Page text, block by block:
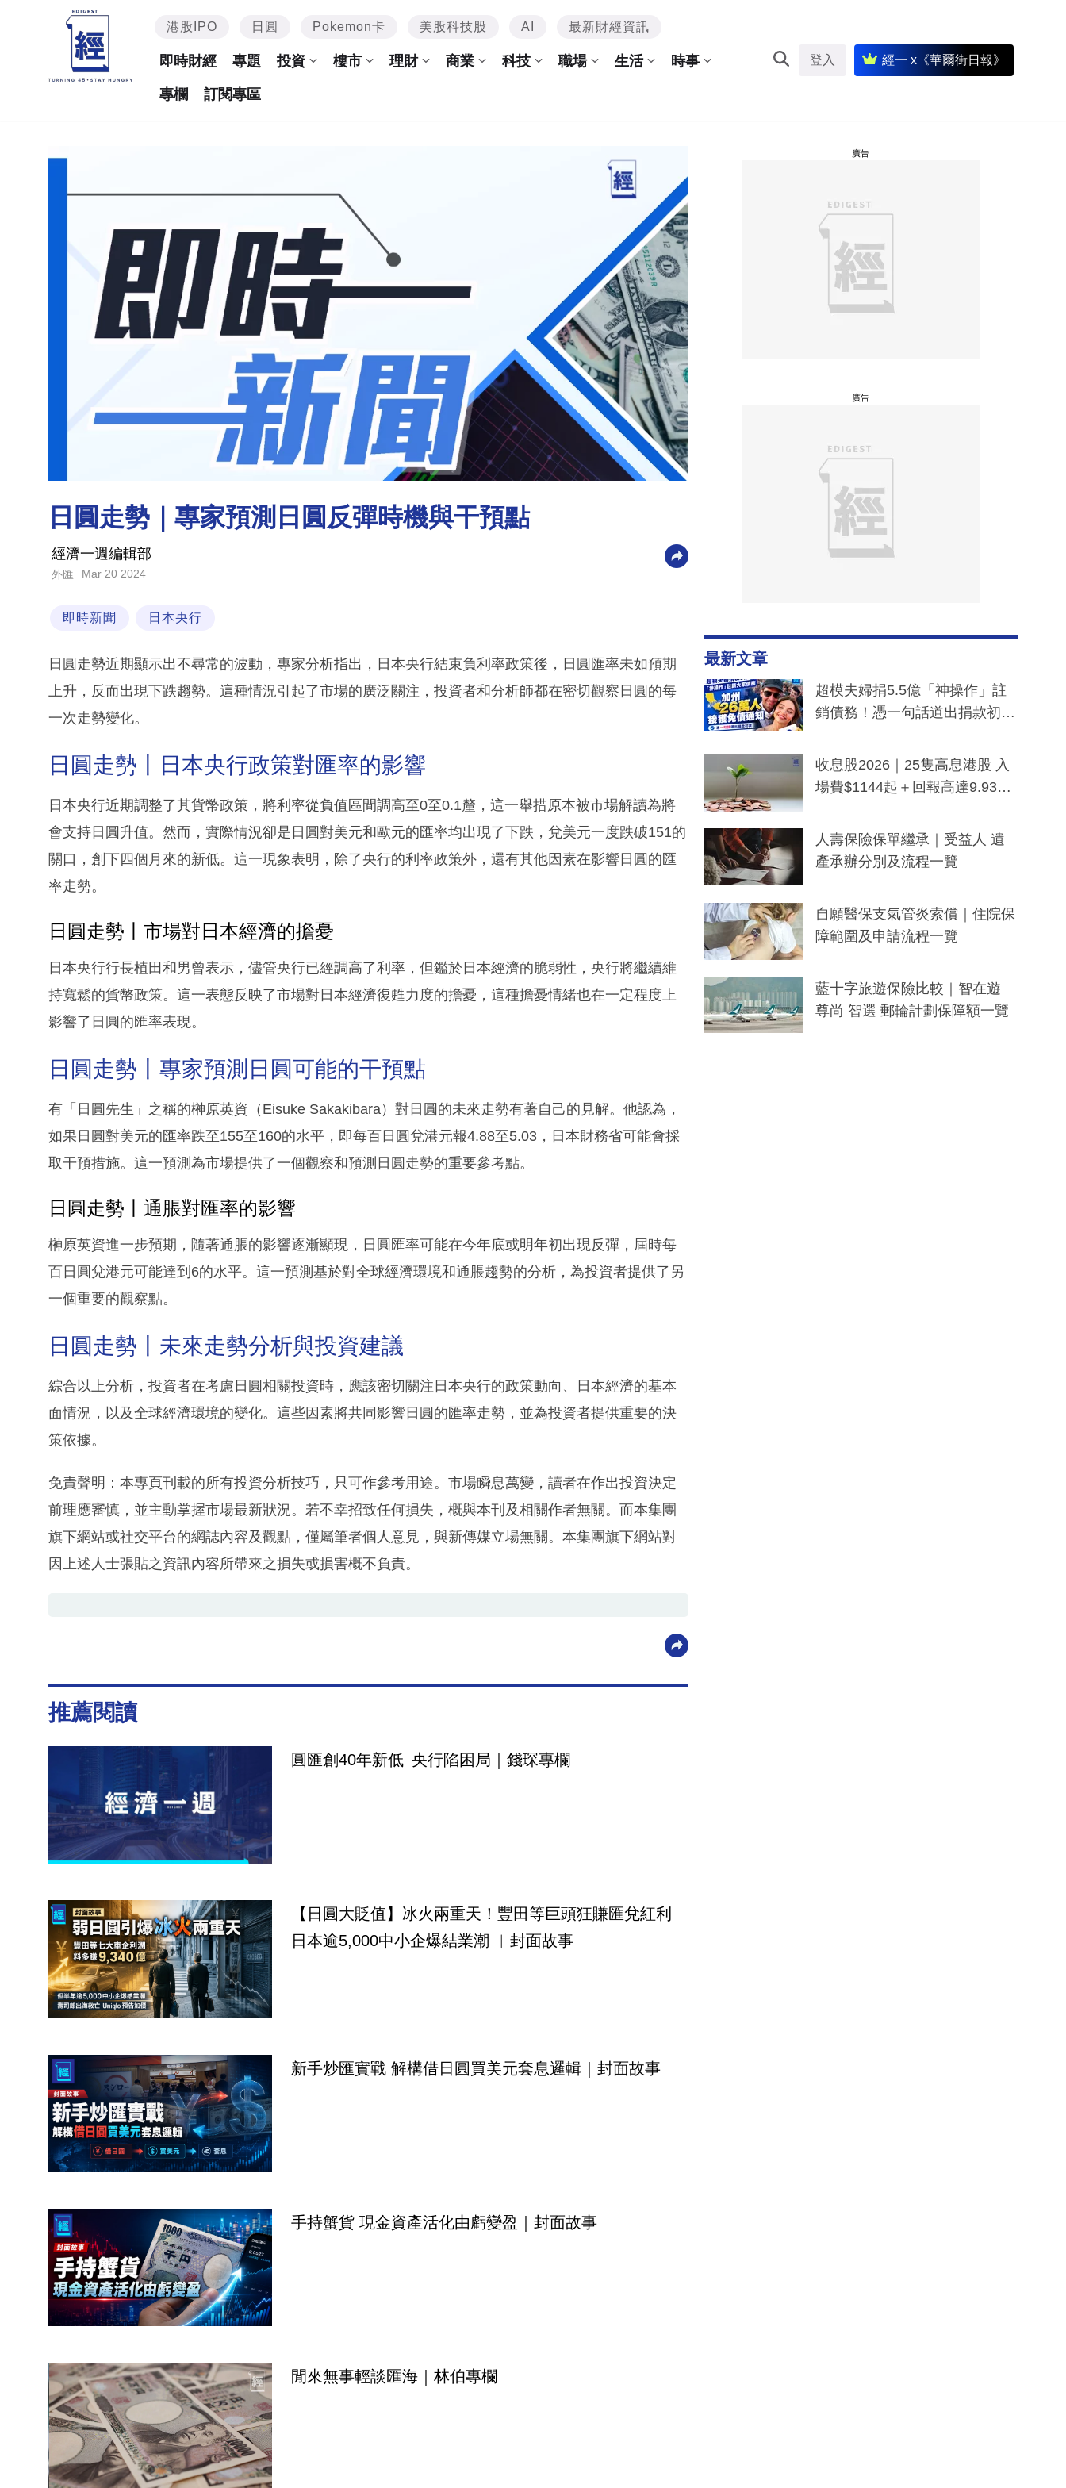
港股IPO 日圓 Pokemon卡 美股科技股 AI 最新財經資訊
即時財經 專題 投資 樓市 理財 商業 科技 職場 生活 時事
專欄 訂閱專區
登入 經一 x《華爾街日報》
日圓走勢｜專家預測日圓反彈時機與干預點
經濟一週編輯部
外匯 Mar 20 2024
即時新聞 日本央行
日圓走勢近期顯示出不尋常的波動，專家分析指出，日本央行結束負利率政策後，日圓匯率未如預期
上升，反而出現下跌趨勢。這種情況引起了市場的廣泛關注，投資者和分析師都在密切觀察日圓的每
一次走勢變化。
日圓走勢丨日本央行政策對匯率的影響
日本央行近期調整了其貨幣政策，將利率從負值區間調高至0至0.1釐，這一舉措原本被市場解讀為將
會支持日圓升值。然而，實際情況卻是日圓對美元和歐元的匯率均出現了下跌，兌美元一度跌破151的
關口，創下四個月來的新低。這一現象表明，除了央行的利率政策外，還有其他因素在影響日圓的匯
率走勢。
日圓走勢丨市場對日本經濟的擔憂
日本央行行長植田和男曾表示，儘管央行已經調高了利率，但鑑於日本經濟的脆弱性，央行將繼續維
持寬鬆的貨幣政策。這一表態反映了市場對日本經濟復甦力度的擔憂，這種擔憂情緒也在一定程度上
影響了日圓的匯率表現。
日圓走勢丨專家預測日圓可能的干預點
有「日圓先生」之稱的榊原英資（Eisuke Sakakibara）對日圓的未來走勢有著自己的見解。他認為，
如果日圓對美元的匯率跌至155至160的水平，即每百日圓兌港元報4.88至5.03，日本財務省可能會採
取干預措施。這一預測為市場提供了一個觀察和預測日圓走勢的重要參考點。
日圓走勢丨通脹對匯率的影響
榊原英資進一步預期，隨著通脹的影響逐漸顯現，日圓匯率可能在今年底或明年初出現反彈，屆時每
百日圓兌港元可能達到6的水平。這一預測基於對全球經濟環境和通脹趨勢的分析，為投資者提供了另
一個重要的觀察點。
日圓走勢丨未來走勢分析與投資建議
綜合以上分析，投資者在考慮日圓相關投資時，應該密切關注日本央行的政策動向、日本經濟的基本
面情況，以及全球經濟環境的變化。這些因素將共同影響日圓的匯率走勢，並為投資者提供重要的決
策依據。
免責聲明：本專頁刊載的所有投資分析技巧，只可作參考用途。市場瞬息萬變，讀者在作出投資決定
前理應審慎，並主動掌握市場最新狀況。若不幸招致任何損失，概與本刊及相關作者無關。而本集團
旗下網站或社交平台的網誌內容及觀點，僅屬筆者個人意見，與新傳媒立場無關。本集團旗下網站對
因上述人士張貼之資訊內容所帶來之損失或損害概不負責。
推薦閱讀
圓匯創40年新低 央行陷困局｜錢琛專欄
【日圓大貶值】冰火兩重天！豐田等巨頭狂賺匯兌紅利
日本逾5,000中小企爆結業潮 ︳封面故事
新手炒匯實戰 解構借日圓買美元套息邏輯｜封面故事
手持蟹貨 現金資產活化由虧變盈｜封面故事
閒來無事輕談匯海｜林伯專欄
廣告
廣告
最新文章
超模夫婦捐5.5億「神操作」註
銷債務！憑一句話道出捐款初
一度被誤當詐騙手段
收息股2026｜25隻高息港股 入
場費$1144起＋回報高達9.93
人壽保險保單繼承｜受益人 遺
產承辦分別及流程一覽
自願醫保支氣管炎索償｜住院保
障範圍及申請流程一覽
藍十字旅遊保險比較｜智在遊
尊尚 智選 郵輪計劃保障額一覽